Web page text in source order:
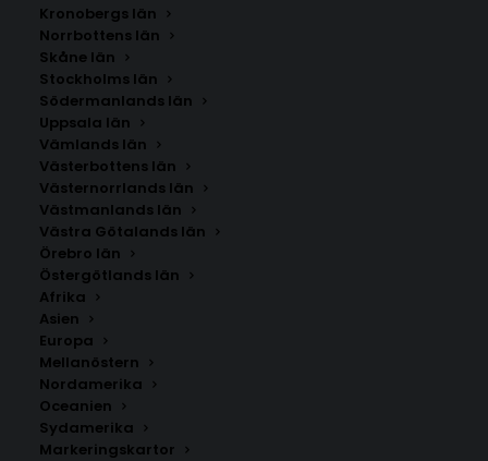
Kronobergs län
Norrbottens län
Skåne län
Stockholms län
Södermanlands län
Uppsala län
Vämlands län
Västerbottens län
Västernorrlands län
Västmanlands län
Västra Götalands län
Örebro län
Östergötlands län
Afrika
Asien
Europa
Mellanöstern
Nordamerika
Oceanien
Sydamerika
Markeringskartor
Lökeberg
Storlek
350.00kr
Handritad karta över Lökeberg i
Välj mellan fyra olika storlekar: 50×70 cm, 40×50 cm,